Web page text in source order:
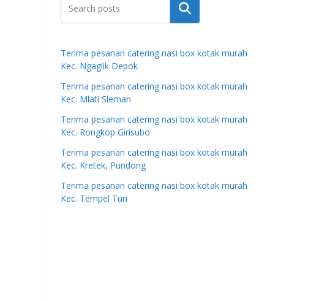
Search
Terima pesanan catering nasi box kotak murah
Kec. Ngaglik Depok
Terima pesanan catering nasi box kotak murah
Kec. Mlati Sleman
Terima pesanan catering nasi box kotak murah
Kec. Rongkop Girisubo
Terima pesanan catering nasi box kotak murah
Kec. Kretek, Pundong
Terima pesanan catering nasi box kotak murah
Kec. Tempel Turi